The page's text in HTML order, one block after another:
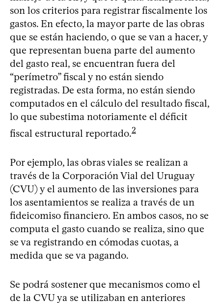
son los criterios para registrar fiscalmente los
gastos. En efecto, la mayor parte de las obras
que se están haciendo, o que se van a hacer, y
que representan buena parte del aumento
del gasto real, se encuentran fuera del
“perímetro” fiscal y no están siendo
registradas. De esta forma, no están siendo
computados en el cálculo del resultado fiscal,
lo que subestima notoriamente el déficit
fiscal estructural reportado.2
Por ejemplo, las obras viales se realizan a
través de la Corporación Vial del Uruguay
(CVU) y el aumento de las inversiones para
los asentamientos se realiza a través de un
fideicomiso financiero. En ambos casos, no se
computa el gasto cuando se realiza, sino que
se va registrando en cómodas cuotas, a
medida que se va pagando.
Se podrá sostener que mecanismos como el
de la CVU ya se utilizaban en anteriores